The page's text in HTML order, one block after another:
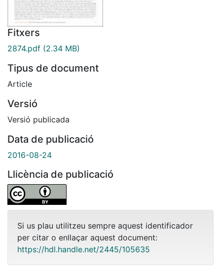
Fitxers
2874.pdf (2.34 MB)
Tipus de document
Article
Versió
Versió publicada
Data de publicació
2016-08-24
Llicència de publicació
Si us plau utilitzeu sempre aquest identificador
per citar o enllaçar aquest document:
https://hdl.handle.net/2445/105635